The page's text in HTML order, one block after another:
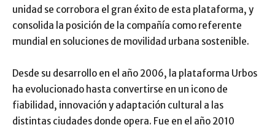
unidad se corrobora el gran éxito de esta plataforma, y
consolida la posición de la compañía como referente
mundial en soluciones de movilidad urbana sostenible.
Desde su desarrollo en el año 2006, la plataforma Urbos
ha evolucionado hasta convertirse en un icono de
fiabilidad, innovación y adaptación cultural a las
distintas ciudades donde opera. Fue en el año 2010